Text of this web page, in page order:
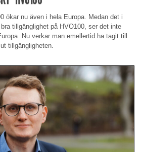
ökar nu även i hela Europa. Medan det i
tillgänglighet på HVO100, ser det inte
Nu verkar man emellertid ha tagit till
tillgängligheten.